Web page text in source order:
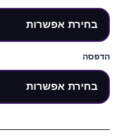
הדפסה